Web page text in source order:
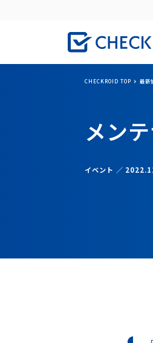
CHECKROID TOP 最新
メン
イベント